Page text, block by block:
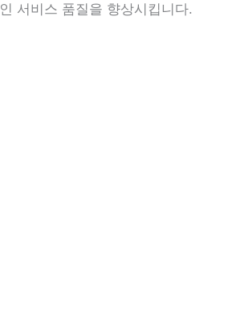
인 서비스 품질을 향상시킵니다.